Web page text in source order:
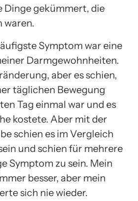
Dinge gekümmert, die
waren.
Symptom war eine
Darmgewohnheiten.
aber es schien,
täglichen Bewegung
Tag einmal war und es
kostete. Aber mit der
schien es im Vergleich
und schien für mehrere
Symptom zu sein. Mein
besser, aber mein
sich nie wieder.